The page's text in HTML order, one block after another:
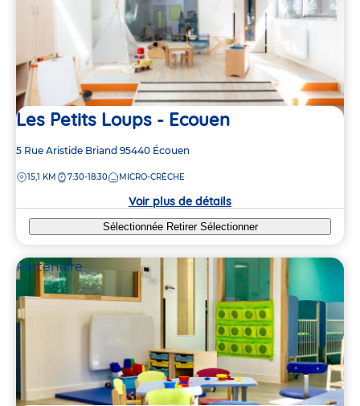
Les Petits Loups - Ecouen
Adresse
la
5 Rue Aristide Briand 95440 Écouen
DISTANCE
15,1 KM 7:30-18:30 MICRO-CRÈCHE
Voir plus de détails
Sélectionnée Retirer Sélectionner
Partenaire